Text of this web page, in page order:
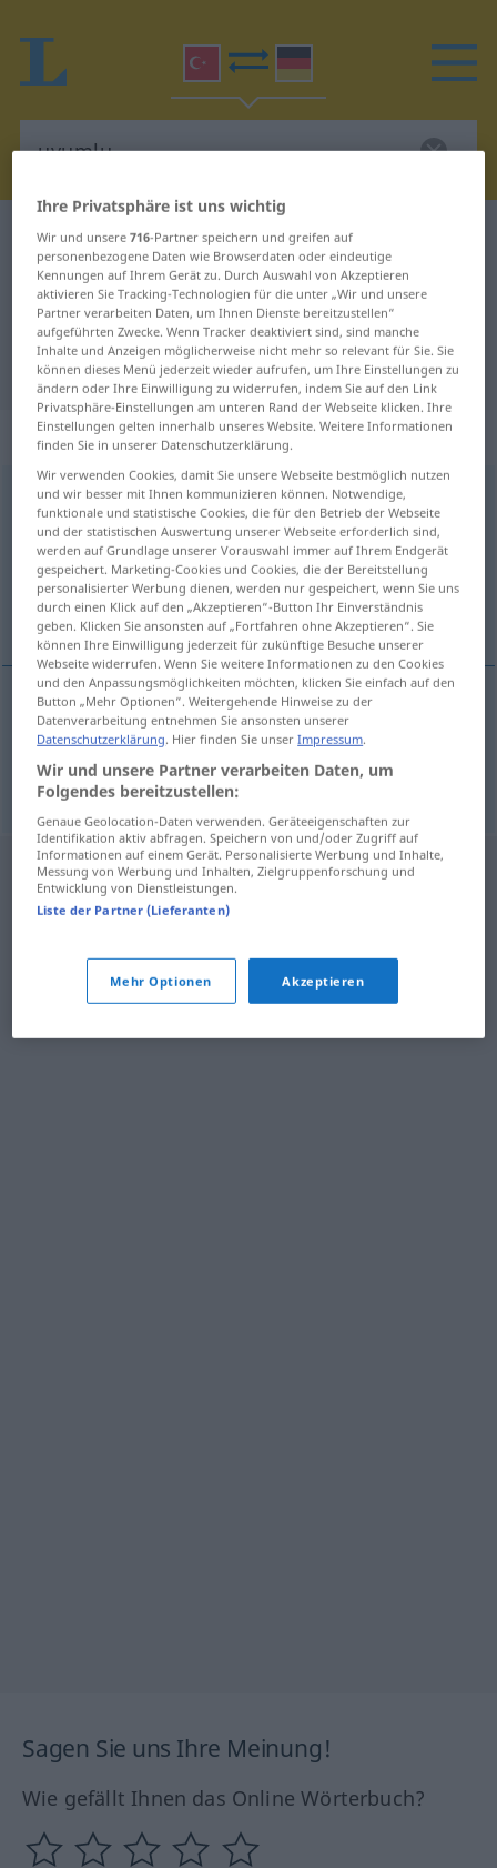
Türkisch-Deutsch Wörterbuch uyumlu
Türkisch-Deutsch Übersetzung für
"uyumlu"
"uyumlu" Deutsch Übersetzung
„uyumlu“
uyumlu
Übersicht aller Übersetzungen
(Für mehr Details die Übersetzung anklicken/antippen)
harmonisch, gut abgestimmt, kompatibel
harmonisch,gutabgestimmt uyumlu
kompatibel uyumlu IT
Sagen Sie uns Ihre Meinung!
Wie gefällt Ihnen das Online Wörterbuch?
Ihre Privatsphäre ist uns wichtig
Wir und unsere716-Partner speichern und greifen auf
personenbezogene Daten wie Browserdaten oder eindeutige
Kennungen auf Ihrem Gerät zu. Durch Auswahl von Akzeptieren
aktivieren Sie Tracking-Technologien für die unter „Wir und unsere
Partner verarbeiten Daten, um Ihnen Dienste bereitzustellen“
aufgeführten Zwecke. Wenn Tracker deaktiviert sind, sind manche
Inhalte und Anzeigen möglicherweise nicht mehr so relevant für Sie. Sie
können dieses Menü jederzeit wieder aufrufen, um Ihre Einstellungen zu
ändern oder Ihre Einwilligung zu widerrufen, indem Sie auf den Link
Privatsphäre-Einstellungen am unteren Rand der Webseite klicken. Ihre
Einstellungen gelten innerhalb unseres Website. Weitere Informationen
finden Sie in unserer Datenschutzerklärung.
Wir verwenden Cookies, damit Sie unsere Webseite bestmöglich nutzen
und wir besser mit Ihnen kommunizieren können. Notwendige,
funktionale und statistische Cookies, die für den Betrieb der Webseite
und der statistischen Auswertung unserer Webseite erforderlich sind,
werden auf Grundlage unserer Vorauswahl immer auf Ihrem Endgerät
gespeichert. Marketing-Cookies und Cookies, die der Bereitstellung
personalisierter Werbung dienen, werden nur gespeichert, wenn Sie uns
durch einen Klick auf den „Akzeptieren“-Button Ihr Einverständnis
geben. Klicken Sie ansonsten auf „Fortfahren ohne Akzeptieren“. Sie
können Ihre Einwilligung jederzeit für zukünftige Besuche unserer
Webseite widerrufen. Wenn Sie weitere Informationen zu den Cookies
und den Anpassungsmöglichkeiten möchten, klicken Sie einfach auf den
Button „Mehr Optionen“. Weitergehende Hinweise zu der
Datenverarbeitung entnehmen Sie ansonsten unserer
Datenschutzerklärung. Hier finden Sie unserImpressum.
Wir und unsere Partner verarbeiten Daten, um
Folgendes bereitzustellen:
Genaue Geolocation-Daten verwenden. Geräteeigenschaften zur
Identifikation aktiv abfragen. Speichern von und/oder Zugriff auf
Informationen auf einem Gerät. Personalisierte Werbung und Inhalte,
Messung von Werbung und Inhalten, Zielgruppenforschung und
Entwicklung von Dienstleistungen.
Liste der Partner (Lieferanten)
Mehr Optionen Akzeptieren